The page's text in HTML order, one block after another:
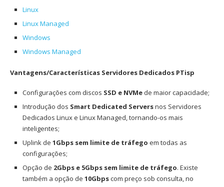
Linux
Linux Managed
Windows
Windows Managed
Vantagens/Características Servidores Dedicados PTisp
Configurações com discos SSD e NVMe de maior capacidade;
Introdução dos Smart Dedicated Serversnos Servidores
Dedicados Linux e Linux Managed, tornando-os mais
inteligentes;
Uplink de 1Gbps sem limite de tráfego em todas as
configurações;
Opção de 2Gbps e 5Gbps sem limite de tráfego. Existe
também a opção de 10Gbpscom preço sob consulta, no